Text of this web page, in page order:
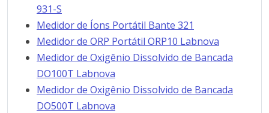
931-S
Medidor de Íons Portátil Bante 321
Medidor de ORP Portátil ORP10 Labnova
Medidor de Oxigênio Dissolvido de Bancada
DO100T Labnova
Medidor de Oxigênio Dissolvido de Bancada
DO500T Labnova